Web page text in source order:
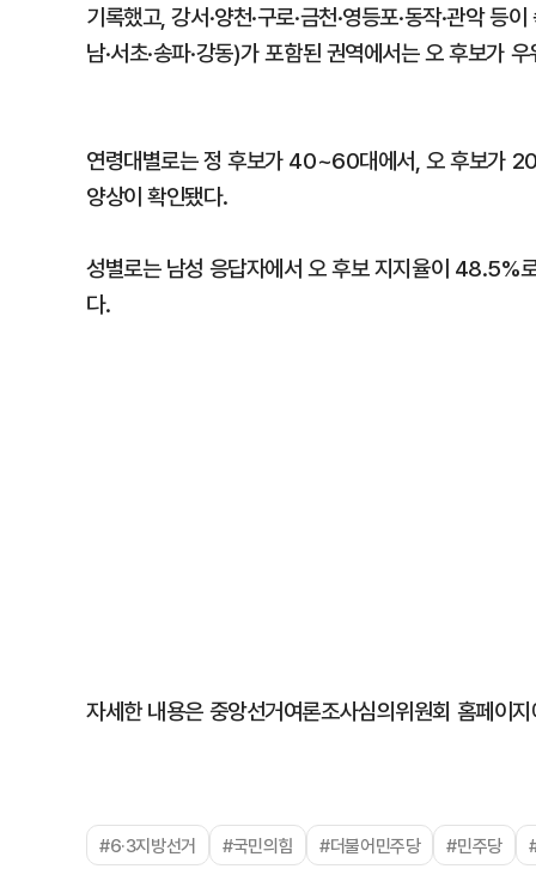
기록했고, 강서·양천·구로·금천·영등포·동작·관악
남·서초·송파·강동)가 포함된 권역에서는 오 후보가
연령대별로는 정 후보가 40~60대에서, 오 후보가
양상이 확인됐다.
성별로는 남성 응답자에서 오 후보 지지율이 48.5%
다.
자세한 내용은 중앙선거여론조사심의위원회 홈페이
#6·3지방선거 #국민의힘 #더불어민주당 #민주당